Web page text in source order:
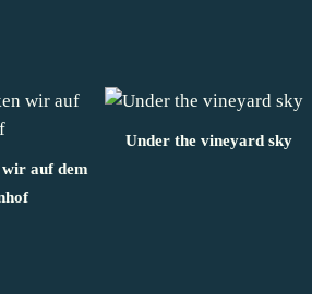
wir auf dem
Under the vineyard sky